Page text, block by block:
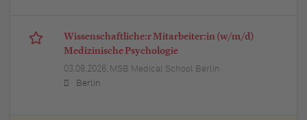
Wissenschaftliche:r Mitarbeiter:in (w/m/d)
Medizinische Psychologie
03.08.2026, MSB Medical School Berlin
Berlin